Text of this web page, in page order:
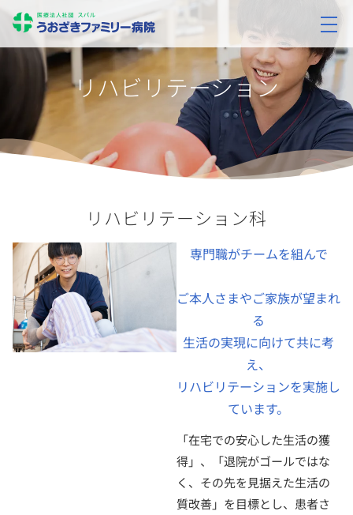
リハビリテーション
リハビリテーション科
専門職がチームを組んで
ご本人さまやご家族が望まれ
る
生活の実現に向けて共に考
え、
リハビリテーションを実施し
ています。
「在宅での安心した生活の獲
得」、「退院がゴールではな
く、その先を見据えた生活の
質改善」を目標とし、患者さ